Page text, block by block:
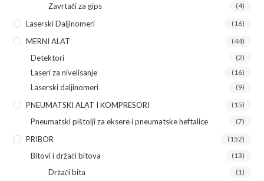
Zavrtači za gips (4)
Laserski Daljinomeri (16)
MERNI ALAT (44)
Detektori (2)
Laseri za nivelisanje (16)
Laserski daljinomeri (9)
PNEUMATSKI ALAT I KOMPRESORI (15)
Pneumatski pištolji za eksere i pneumatske heftalice (7)
PRIBOR (152)
Bitovi i držači bitova (13)
Držači bita (1)